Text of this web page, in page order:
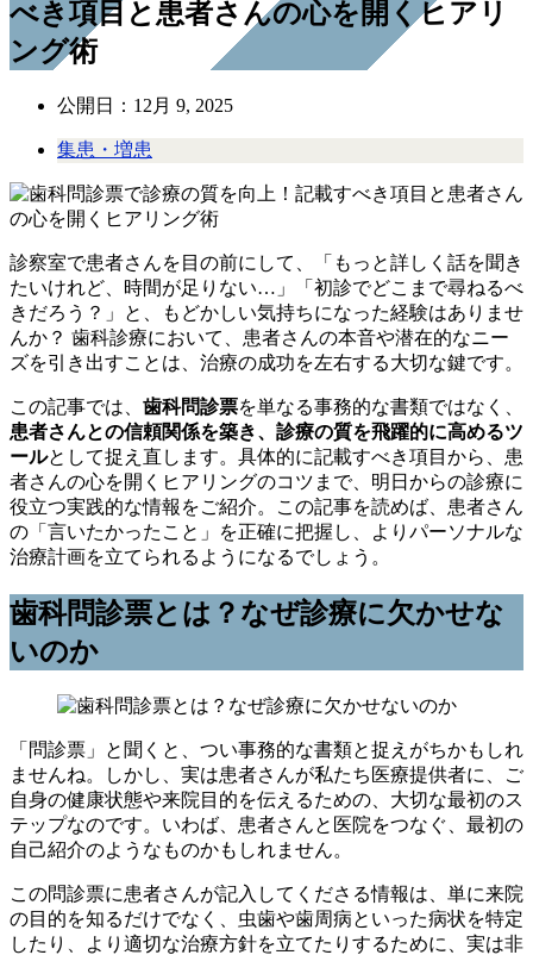
べき項目と患者さんの心を開くヒアリ
ング術
公開日： 12月 9, 2025
集患・増患
診察室で患者さんを目の前にして、「もっと詳しく話を聞き
たいけれど、時間が足りない…」「初診でどこまで尋ねるべ
きだろう？」と、もどかしい気持ちになった経験はありませ
んか？ 歯科診療において、患者さんの本音や潜在的なニー
ズを引き出すことは、治療の成功を左右する大切な鍵です。
この記事では、 歯科問診票を単なる事務的な書類ではなく、
患者さんとの信頼関係を築き、診療の質を飛躍的に高めるツ
ールとして捉え直します。具体的に記載すべき項目から、患
者さんの心を開くヒアリングのコツまで、明日からの診療に
役立つ実践的な情報をご紹介。この記事を読めば、患者さん
の「言いたかったこと」を正確に把握し、よりパーソナルな
治療計画を立てられるようになるでしょう。
歯科問診票とは？なぜ診療に欠かせな
いのか
「問診票」と聞くと、つい事務的な書類と捉えがちかもしれ
ませんね。しかし、実は患者さんが私たち医療提供者に、ご
自身の健康状態や来院目的を伝えるための、大切な最初のス
テップなのです。いわば、患者さんと医院をつなぐ、最初の
自己紹介のようなものかもしれません。
この問診票に患者さんが記入してくださる情報は、単に来院
の目的を知るだけでなく、虫歯や歯周病といった病状を特定
したり、より適切な治療方針を立てたりするために、実は非